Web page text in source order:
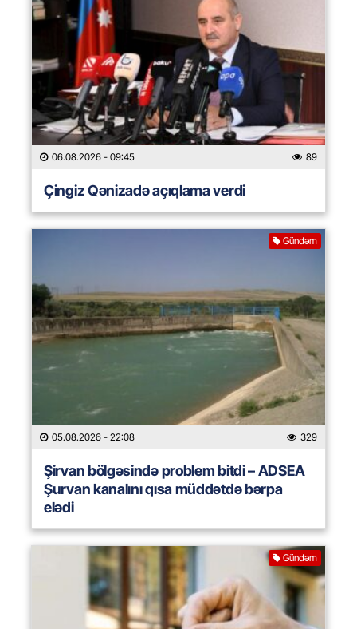
06.08.2026 - 09:45 89
Çingiz Qənizadə açıqlama verdi
Gündəm
05.08.2026 - 22:08 329
Şirvan bölgəsində problem bitdi – ADSEA
Şurvan kanalını qısa müddətdə bərpa
elədi
Gündəm